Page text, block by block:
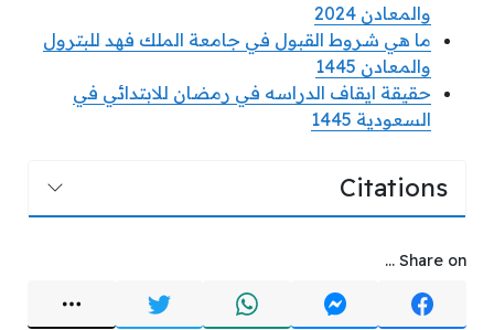
والمعادن 2024
ما هي شروط القبول في جامعة الملك فهد للبترول
والمعادن 1445
حقيقة ايقاف الدراسه في رمضان للابتدائي في
السعودية 1445
Citations
Share on ...